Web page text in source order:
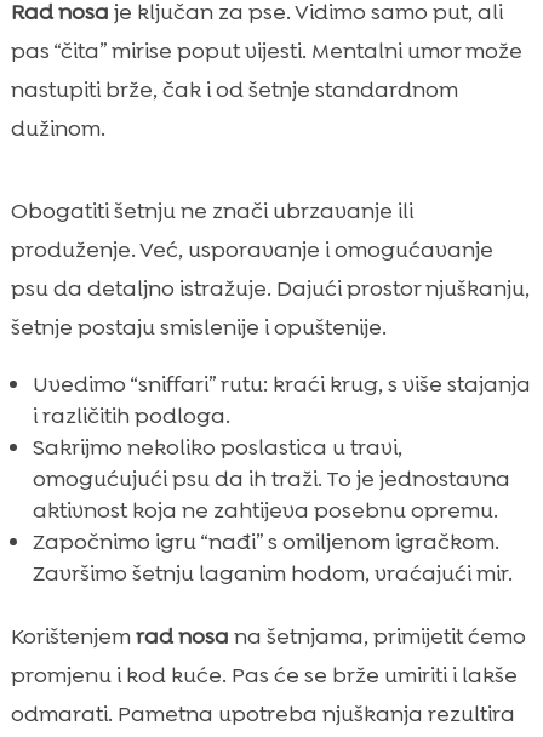
Rad nosa je ključan za pse. Vidimo samo put, ali
pas “čita” mirise poput vijesti. Mentalni umor može
nastupiti brže, čak i od šetnje standardnom
dužinom.
Obogatiti šetnju ne znači ubrzavanje ili
produženje. Već, usporavanje i omogućavanje
psu da detaljno istražuje. Dajući prostor njuškanju,
šetnje postaju smislenije i opuštenije.
Uvedimo “sniffari” rutu: kraći krug, s više stajanja
i različitih podloga.
Sakrijmo nekoliko poslastica u travi,
omogućujući psu da ih traži. To je jednostavna
aktivnost koja ne zahtijeva posebnu opremu.
Započnimo igru “nađi” s omiljenom igračkom.
Završimo šetnju laganim hodom, vraćajući mir.
Korištenjemrad nosa na šetnjama, primijetit ćemo
promjenu i kod kuće. Pas će se brže umiriti i lakše
odmarati. Pametna upotreba njuškanja rezultira